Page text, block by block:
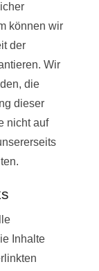
können wir
der
Wir
die
dieser
nicht auf
Inhalte